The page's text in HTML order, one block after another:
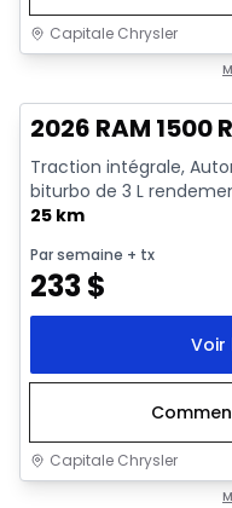
Capitale Chrysler
2026 RAM 1500
Traction intégrale,
biturbo de 3 L
25 km
Par semaine + tx
233$
Voir
Capitale Chrysler